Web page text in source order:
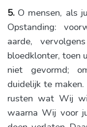
5. O mensen, als
Opstanding:
aarde,
bloedklonter, toen
niet gevormd;
duidelijk te
rusten wat Wij
waarna Wij voor